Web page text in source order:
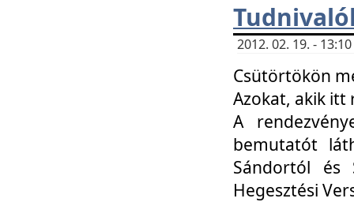
2012. 02. 19. -
Csütörtökön
Azokat, akik itt
A
bemutatót
Sándortól és
Hegesztési